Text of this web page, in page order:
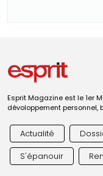
Esprit Magazine est le 1er
dévoloppement personnel,
Actualité
S'épanouir